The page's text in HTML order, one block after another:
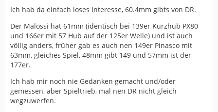
Ich hab da einfach loses Interesse, 60.4mm gibts von DR.
Der Malossi hat 61mm (identisch bei 139er Kurzhub PX80
und 166er mit 57 Hub auf der 125er Welle) und ist auch
völlig anders, früher gab es auch nen 149er Pinasco mit
63mm, gleiches Spiel, 48mm gibt 149 und 57mm ist der
177er.
Ich hab mir noch nie Gedanken gemacht und/oder
gemessen, aber Spieltrieb, mal nen DR nicht gleich
wegzuwerfen.